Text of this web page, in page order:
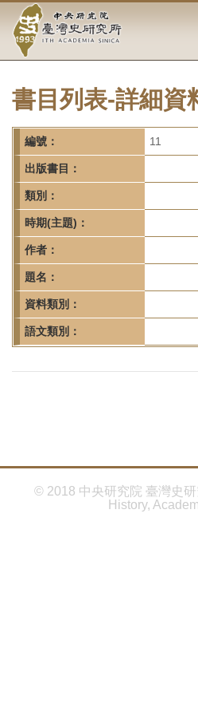
要
中
央
研
究
院-
臺
灣
史
研
究
所-
書目列表-詳細資
編號： 11
出版書目：
類別：
時期(主題)：
作者：
題名：
資料類別：
語文類別：
© 2018 中央研究院 臺灣史
History,